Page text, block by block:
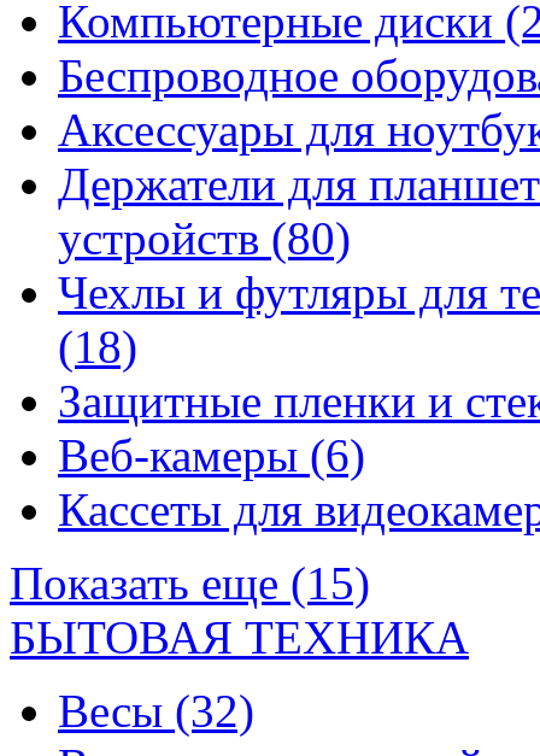
Компьютерные диски
Беспроводное
Аксессуары для
Держатели для
устройств (80)
Чехлы и футляры для
(18)
Защитные пленки и
Веб-камеры (6)
Кассеты для
Показать еще (15)
БЫТОВАЯ ТЕХНИКА
Весы (32)